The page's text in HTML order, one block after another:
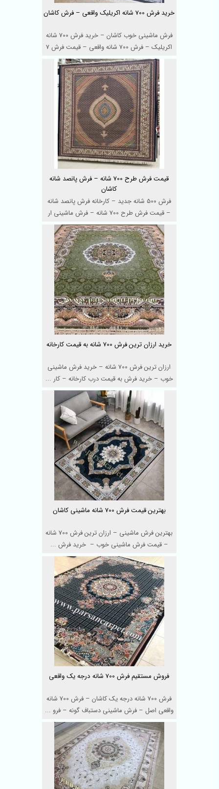
خرید فرش 700 شانه اکریلیک واقعی – فرش کاشان
فرش ماشینی خوب کاشان – خرید فرش 700 شانه
اکریلیک – فرش 700 شانه واقعی – قیمت فرش 7
...
قیمت فرش طرح 700 شانه – فرش پانصد شانه
کاشان
فرش 500 شانه جدید – کارخانه فرش پانصد شانه
– قیمت فرش طرح 700 شانه – فرش ماشینی ار
...
خرید ارزان ترین فرش 700 شانه به قیمت کارخانه
ارزان ترین فرش 700 شانه – خرید فرش ماشینی
خوب – خرید فرش به قیمت درب کارخانه – کار ...
بهترین قیمت فرش 700 شانه ماشینی کاشان
بهترین فرش ماشینی – ارزان ترین فرش 700 شانه
– قیمت فرش ماشینی خوب – خرید فرش ...
فروش مستقیم فرش 700 شانه درجه یک واقعی
فرش 700 شانه درجه یک کاشان – فرش 700 شانه
واقعی اصل – فرش ماشینی دستباف گونه – فرو ...